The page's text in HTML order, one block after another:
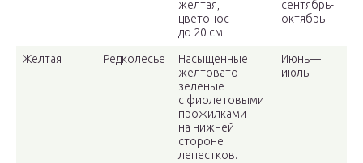
желтая,
цветонос
до 20 см
сентябрь-
октябрь
Желтая Редколесье
Насыщенные
желтовато-
зеленые
с фиолетовыми
прожилками
на нижней
стороне
лепестков.
Июнь—
июль